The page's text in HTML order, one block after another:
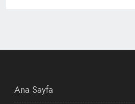
Ana Sayfa